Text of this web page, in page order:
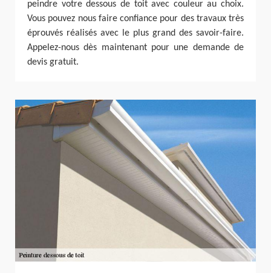
peindre votre dessous de toit avec couleur au choix.
Vous pouvez nous faire confiance pour des travaux très
éprouvés réalisés avec le plus grand des savoir-faire.
Appelez-nous dès maintenant pour une demande de
devis gratuit.